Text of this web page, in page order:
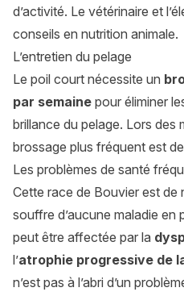
d’activité. Le vétérinaire et
conseils en nutrition animale.
L’entretien du pelage
Le poil court nécessite un
par semaine pour éliminer
brillance du pelage. Lors des
brossage plus fréquent est
Les problèmes de santé
Cette race de Bouvier est de
souffre d’aucune maladie en
peut être affectée par la
l’atrophie progressive de
n’est pas à l’abri d’un